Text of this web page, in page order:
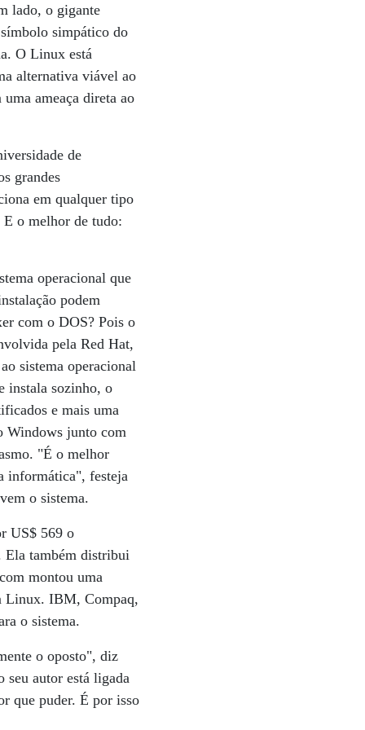
lado, o gigante
simpático do
O Linux está
alternativa viável ao
ameaça direta ao
de
grandes
em qualquer tipo
E o melhor de tudo:
operacional que
podem
com o DOS? Pois o
pela Red Hat,
sistema operacional
instala sozinho, o
e mais uma
Windows junto com
"É o melhor
informática", festeja
o sistema.
US$ 569 o
Ela também distribui
montou uma
Linux. IBM, Compaq,
o sistema.
o oposto", diz
seu autor está ligada
que puder. É por isso